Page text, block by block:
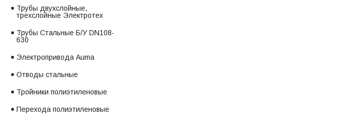
Трубы двухслойные,
трехслойные Электротех
Трубы Стальные Б/У DN108-
630
Электропривода Auma
Отводы стальные
Тройники полиэтиленовые
Перехода полиэтиленовые